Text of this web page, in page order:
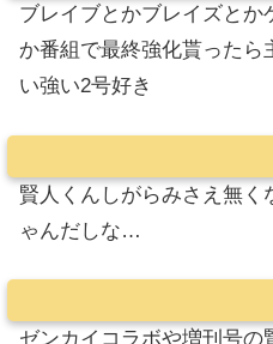
ブレイブとかブレイズとか
か番組で最終強化貰ったら
い強い2号好き
賢人くんしがらみさえ無く
ゃんだしな…
ゼンカイコラボや増刊号